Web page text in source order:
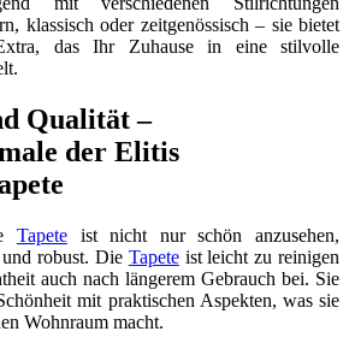
klassisch oder zeitgenössisch – sie bietet
das Ihr Zuhause in eine stilvolle
Qualität –
der Elitis
Tapeteist nicht nur schön anzusehen,
robust. Die Tapeteist leicht zu reinigen
auch nach längerem Gebrauch bei. Sie
mit praktischen Aspekten, was sie
Wohnraum macht.